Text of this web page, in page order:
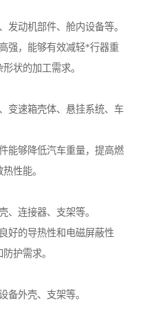
动机部件、舱内设备等。
强，能够有效减轻*行器重
状的加工需求。
变速箱壳体、悬挂系统、车
能够降低汽车重量，提高燃
性能。
连接器、支架等。
好的导热性和电磁屏蔽性
护需求。
外壳、支架等。